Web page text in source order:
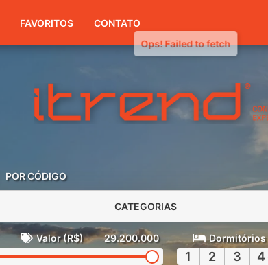
(51) 3416-7300
FAVORITOS CONTATO
POR CÓDIGO
CATEGORIAS
Valor (R$) 29.200.000 Dormitórios
1 2 3 4